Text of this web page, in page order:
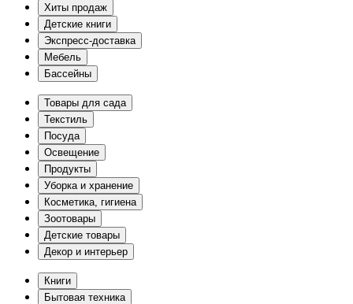
Хиты продаж
Детские книги
Экспресс-доставка
Мебель
Бассейны
Товары для сада
Текстиль
Посуда
Освещение
Продукты
Уборка и хранение
Косметика, гигиена
Зоотовары
Детские товары
Декор и интерьер
Книги
Бытовая техника